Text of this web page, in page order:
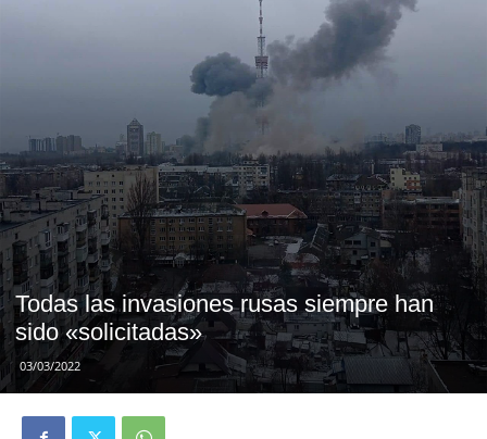
Todas las invasiones rusas siempre han
sido «solicitadas»
03/03/2022